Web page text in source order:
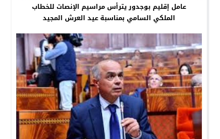
عامل إقليم بوجدور يترأس مراسيم الإنصات للخطاب
الملكي السامي بمناسبة عيد العرش المجيد